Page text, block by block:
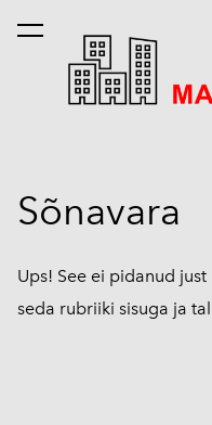
lisati ostukorvi.
Sõnavara
Ups! See ei pidanud
seda rubriiki sisuga ja